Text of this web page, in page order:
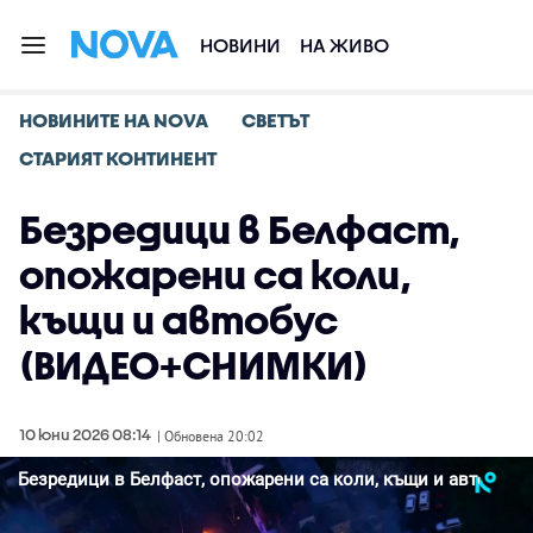
НОВИНИ НА ЖИВО
НОВИНИТЕ НА NOVA
СВЕТЪТ
СТАРИЯТ КОНТИНЕНТ
Безредици в Белфаст,
опожарени са коли,
къщи и автобус
(ВИДЕО+СНИМКИ)
10 юни 2026 08:14 | Обновена 20:02